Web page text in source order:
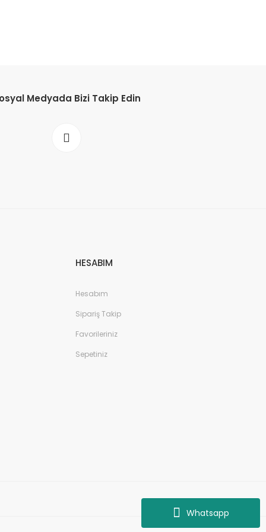
Whatsapp
Medyada Bizi Takip Edin
HESABIM
Hesabım
Sipariş Takip
Favorileriniz
Sepetiniz